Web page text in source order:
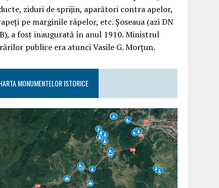
ziduri de sprijin, aparători contra apelor,
pe marginile râpelor, etc. Șoseaua (azi DN
a fost inaugurată în anul 1910. Ministrul
publice era atunci Vasile G. Morțun.
MONUMENTELOR ISTORICE